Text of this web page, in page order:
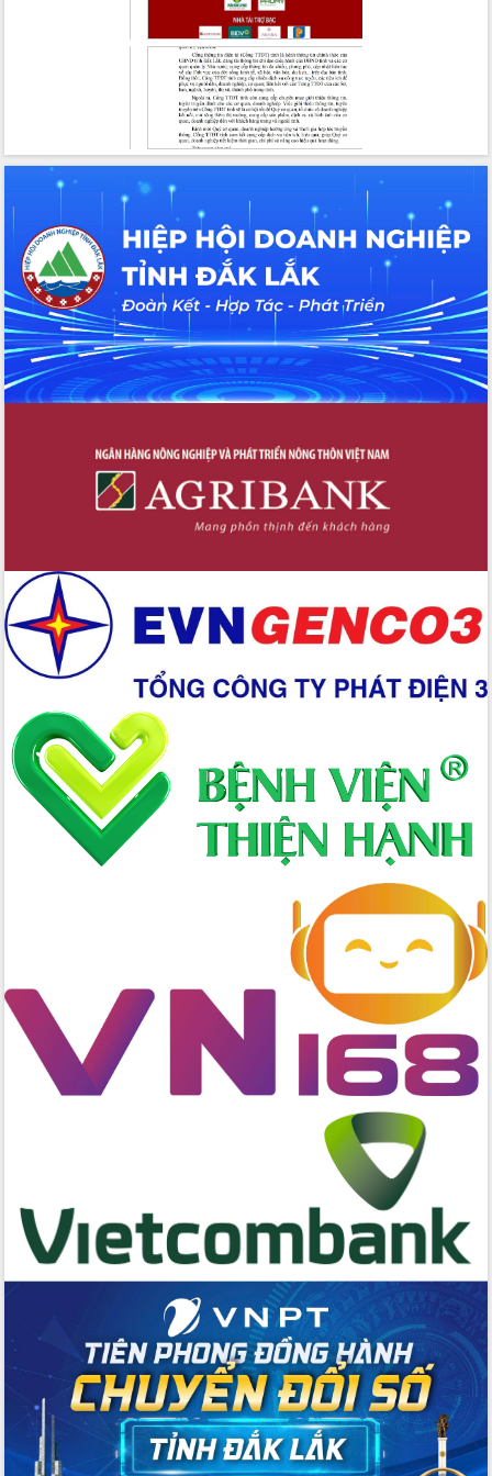
UBND tỉnh Đắk Lắk tổng kết công tác
quốc phòng, quân sự địa phương năm
Tập trung triển khai quyết liệt, đồng bộ
các giải pháp nhằm thực hiện hiệu quả
các nhiệm vụ đề ra năm 2025
Phát huy vai trò của người có uy tín
trong phòng chống tảo hôn và hôn
nhân cận huyết thống
Nông sản Tây Nguyên thu hút doanh
nghiệp nước ngoài
Đắk Lắk định vị thương hiệu du lịch
“Biển – Rừng – Cà phê” trong không
gian phát triển mới
Hội nghị chia sẻ kinh nghiệm, chuyển
giao kỹ thuật y tế, định hướng phát
Chuyển đổi số mở ra không gian phát
triển trong lĩnh vực văn hóa, du lịch
Công bố quyết định của Ban Thường
trương tái thiết cuộc sống người dân
sau thiên tai
Tập trung nâng cao chất lượng, tổ
chức sản xuất sầu riêng theo hướng
bền vững
Đẩy nhanh công tác khắc phục, ổn
định đời sống Nhân dân sau bão số 13
Bí thư Tỉnh ủy Lương Nguyễn Minh
Triết dự Ngày hội đại đoàn kết tại
Buôn Đăk Tuôr, xã Cư Pui
Khởi công xây dựng Trường Phổ thông
nội trú liên cấp tiểu học và THCS xã Ia
phòng, chống bão số 13 tại các địa
bàn xung yếu
Tập trung đẩy nhanh giải ngân nguồn
vốn các chương trình mục tiêu quốc
Nâng cao trách nhiệm người đứng
đầu, phát huy tinh thần chủ động,
sáng tạo để đảm bảo tiến độ giải ngân
vốn đầu tư công năm 2025
Sở Công Thương đột phá số hóa 100%
thủ tục trực tuyến lấy sự hài lòng của
doanh nghiệp làm thước đo phục vụ
Đảm bảo công tác bầu cử triển khai
đúng tiến độ, quy trình theo luật định
Ban Tuyên giáo và Dân vận Trung ương
tập huấn công tác khoa giáo năm 2025
Đắk Lắk hưởng ứng Ngày Pháp luật